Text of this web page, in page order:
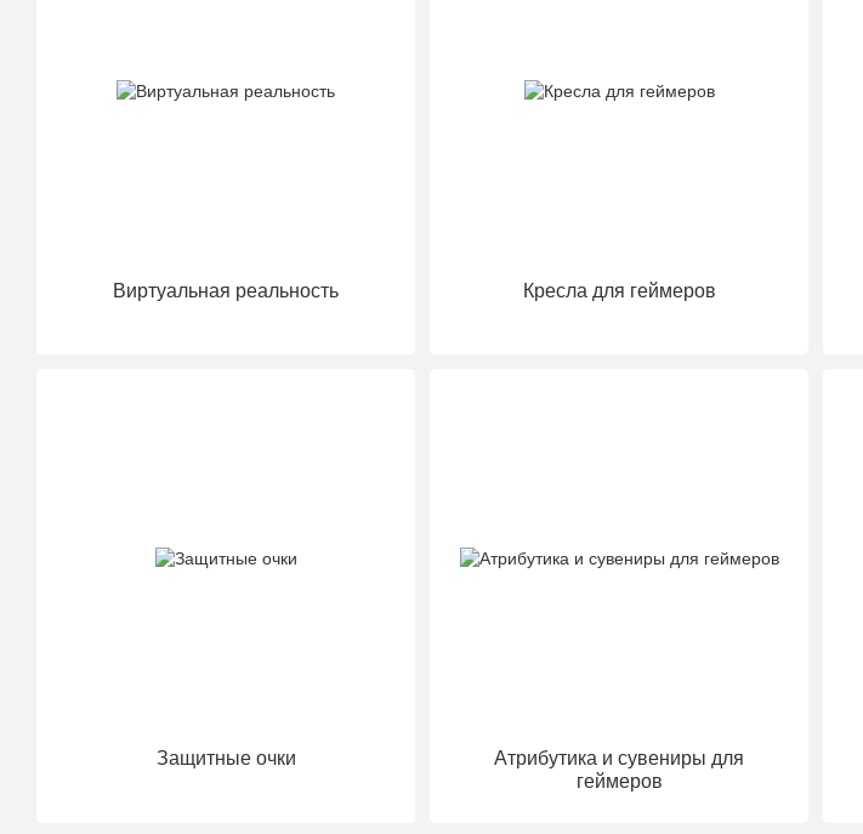
Виртуальная реальность Кресла для геймеров
Защитные очки
Атрибутика и сувениры для
геймеров